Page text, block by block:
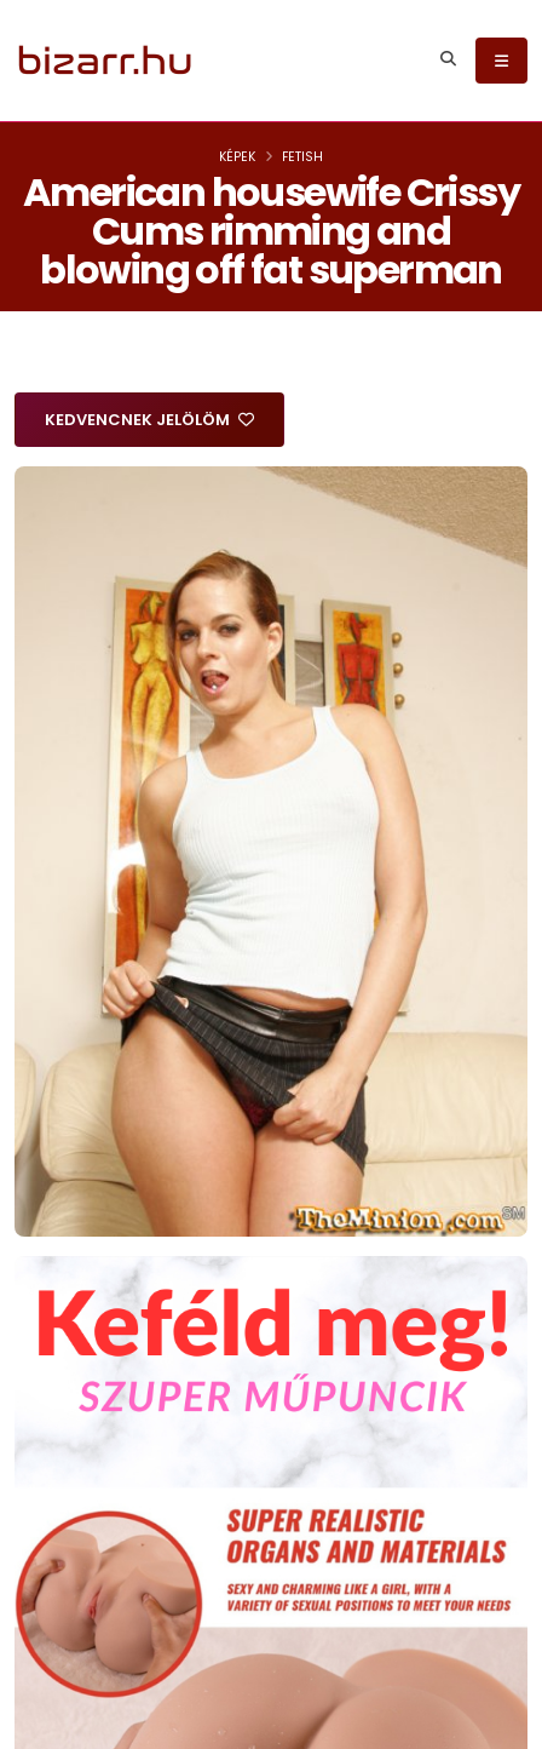
American housewife Crissy
Cums rimming and
blowing off fat superman
KÉPEK FETISH
KEDVENCNEK JELÖLÖM